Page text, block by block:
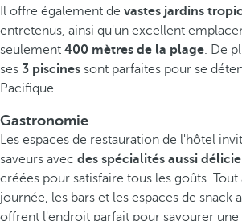
Il offre également de vastes jardins
entretenus, ainsi qu'un excellent
seulement 400 mètres de la plage. De
ses 3 piscines sont parfaites pour se
Pacifique.
Gastronomie
Les espaces de restauration de l'hôtel
saveurs avec des spécialités aussi
créées pour satisfaire tous les goûts. Tout
journée, les bars et les espaces de snack
offrent l'endroit parfait pour savourer une